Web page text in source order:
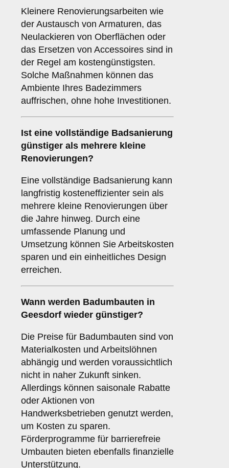
Kleinere Renovierungsarbeiten wie
der Austausch von Armaturen, das
Neulackieren von Oberflächen oder
das Ersetzen von Accessoires sind in
der Regel am kostengünstigsten.
Solche Maßnahmen können das
Ambiente Ihres Badezimmers
auffrischen, ohne hohe Investitionen.
Ist eine vollständige Badsanierung
günstiger als mehrere kleine
Renovierungen?
Eine vollständige Badsanierung kann
langfristig kosteneffizienter sein als
mehrere kleine Renovierungen über
die Jahre hinweg. Durch eine
umfassende Planung und
Umsetzung können Sie Arbeitskosten
sparen und ein einheitliches Design
erreichen.
Wann werden Badumbauten in
Geesdorf wieder günstiger?
Die Preise für Badumbauten sind von
Materialkosten und Arbeitslöhnen
abhängig und werden voraussichtlich
nicht in naher Zukunft sinken.
Allerdings können saisonale Rabatte
oder Aktionen von
Handwerksbetrieben genutzt werden,
um Kosten zu sparen.
Förderprogramme für barrierefreie
Umbauten bieten ebenfalls finanzielle
Unterstützung.